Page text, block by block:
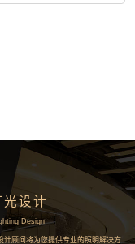
光设计
Design
计顾问将为您提供专业的照明解决方